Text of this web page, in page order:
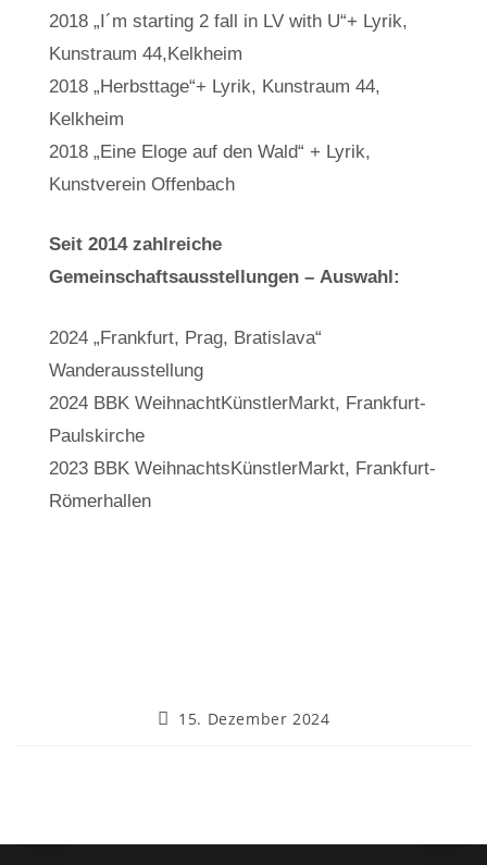
2018 „I´m starting 2 fall in LV with U“+ Lyrik,
Kunstraum 44,Kelkheim
2018 „Herbsttage“+ Lyrik, Kunstraum 44,
Kelkheim
2018 „Eine Eloge auf den Wald“ + Lyrik,
Kunstverein Offenbach
Seit 2014 zahlreiche
Gemeinschaftsausstellungen – Auswahl:
2024 „Frankfurt, Prag, Bratislava“
Wanderausstellung
2024 BBK WeihnachtKünstlerMarkt, Frankfurt-
Paulskirche
2023 BBK WeihnachtsKünstlerMarkt, Frankfurt-
Römerhallen
15. Dezember 2024